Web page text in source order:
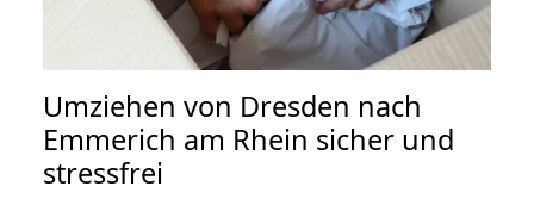
Umziehen von Dresden nach
Emmerich am Rhein sicher und
stressfrei